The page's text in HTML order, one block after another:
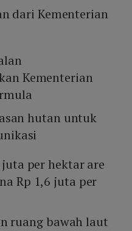
dari Kementerian
Kementerian
hutan untuk
per hektar are
Rp 1,6 juta per
ruang bawah laut